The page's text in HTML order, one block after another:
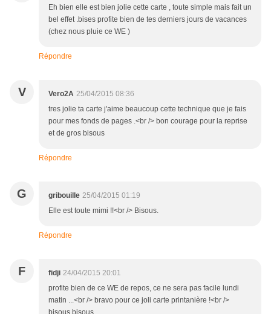
Eh bien elle est bien jolie cette carte , toute simple mais fait un
bel effet .bises profite bien de tes derniers jours de vacances
(chez nous pluie ce WE )
Répondre
V Vero2A 25/04/2015 08:36
tres jolie ta carte j'aime beaucoup cette technique que je fais
pour mes fonds de pages .<br /> bon courage pour la reprise
et de gros bisous
Répondre
G gribouille 25/04/2015 01:19
Elle est toute mimi !!<br /> Bisous.
Répondre
F fidji 24/04/2015 20:01
profite bien de ce WE de repos, ce ne sera pas facile lundi
matin ...<br /> bravo pour ce joli carte printanière !<br />
bisous bisous